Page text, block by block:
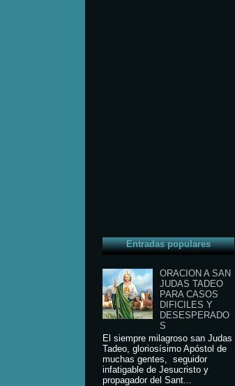
Entradas populares
ORACION A SAN
JUDAS TADEO
PARA CASOS
DIFICILES Y
DESESPERADO
S
El siempre milagroso san Judas
Tadeo, gloriosísimo Apóstol de
muchas gentes, seguidor
infatigable de Jesucristo y
propagador del Sant...